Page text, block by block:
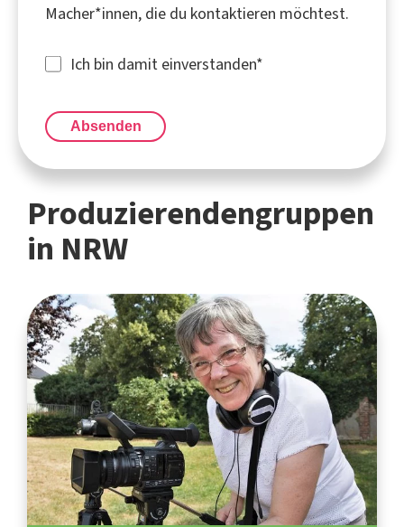
Macher*innen, die du kontaktieren möchtest.
Ich bin damit einverstanden*
Absenden
Produzierendengruppen
in NRW